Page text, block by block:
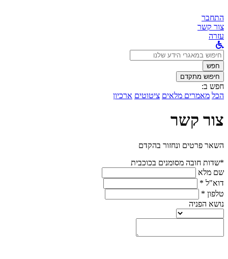
התחבר
צור קשר
עזרה
לחפש
ב:חפש
חיפוש מתקדם
חפש ב:
הכל מאמרים מלאים ציטוטים ארכיון
צור קשר
השאר פרטים ונחזור בהקדם
*שדות חובה מסומנים בכוכבית
שם מלא
דוא"ל *
טלפון *
נושא הפניה